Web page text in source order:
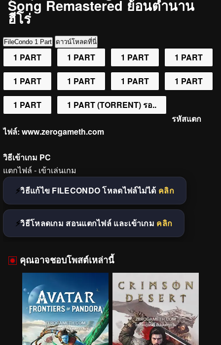
Song Remastered ย้อนตำนาน
ฮีโร่
FileCondo 1 Part ดาวน์โหลดที่นี่
1 PART 1 PART 1 PART 1 PART
1 PART 1 PART 1 PART 1 PART
1 PART
1 PART (TORRENT) รอ..
รหัสแตก
ไฟล์: www.zerogameth.com
วิธีเข้าเกม PC
แตกไฟล์ - เข้าเล่นเกม
วิธีแก้ไข FILECONDO โหลดไฟล์ไม่ได้ คลิก
วิธีโหลดเกม สอนแตกไฟล์ และเข้าเกม คลิก
คุณอาจชอบโพสต์เหล่านี้